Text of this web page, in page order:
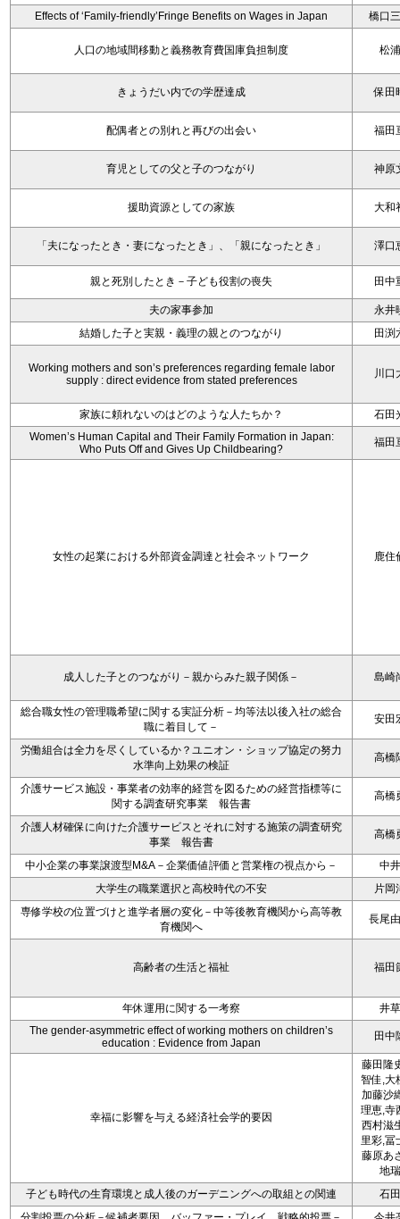
Effects of ‘Family-friendly’Fringe Benefits on Wages in Japan
橋口
人口の地域間移動と義務教育費国庫負担制度 松
きょうだい内での学歴達成 保田
配偶者との別れと再びの出会い 福田
育児としての父と子のつながり 神原
援助資源としての家族 大和
「夫になったとき・妻になったとき」、「親になったとき」 澤口
親と死別したとき－子ども役割の喪失 田中
夫の家事参加
永井
結婚した子と実親・義理の親とのつながり
田渕
Working mothers and son’s preferences regarding female labor
supply : direct evidence from stated preferences
川口
家族に頼れないのはどのような人たちか？
石田
Women’s Human Capital and Their Family Formation in Japan:
Who Puts Off and Gives Up Childbearing?
福田
女性の起業における外部資金調達と社会ネットワーク 鹿住
成人した子とのつながり－親からみた親子関係－ 島崎
総合職女性の管理職希望に関する実証分析－均等法以後入社の総合
職に着目して－
安田
労働組合は全力を尽くしているか？ユニオン・ショップ協定の努力
水準向上効果の検証
高橋
介護サービス施設・事業者の効率的経営を図るための経営指標等に
関する調査研究事業 報告書
高橋
介護人材確保に向けた介護サービスとそれに対する施策の調査研究
事業 報告書
高橋
中小企業の事業譲渡型M&A－企業価値評価と営業権の視点から－
中
大学生の職業選択と高校時代の不安
片岡
専修学校の位置づけと進学者層の変化－中等後教育機関から高等教
育機関へ
長尾
高齢者の生活と福祉 福田
年休運用に関する一考察
井
The gender-asymmetric effect of working mothers on children’s
education : Evidence from Japan
田中
幸福に影響を与える経済社会学的要因
藤田隆
智佳,大
加藤沙
理恵,寺
西村滋
里彩,冨
藤原あ
地
子ども時代の生育環境と成人後のガーデニングへの取組との関連
石